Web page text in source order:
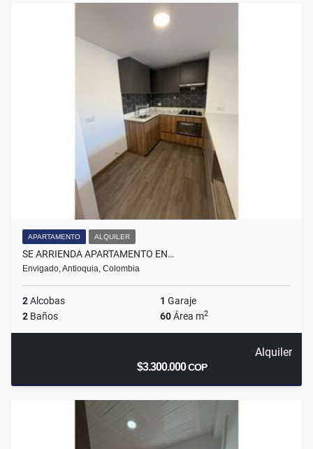
APARTAMENTO ALQUILER
SE ARRIENDA APARTAMENTO EN…
Envigado, Antioquia, Colombia
2Alcobas 1 Garaje
2 Baños 60Área m2
Alquiler
$3.300.000COP